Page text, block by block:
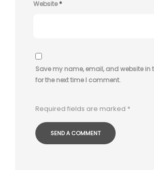
Website*
Save my name, email, and website in
for the next time I comment.
Required fields are marked *